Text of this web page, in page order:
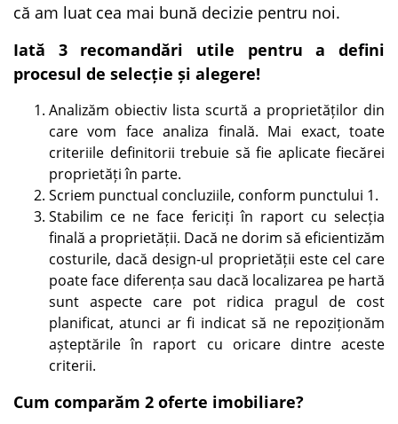
că am luat cea mai bună decizie pentru noi.
Iată 3 recomandări utile pentru a defini
procesul de selecție și alegere!
Analizăm obiectiv lista scurtă a proprietăților din
care vom face analiza finală. Mai exact, toate
criteriile definitorii trebuie să fie aplicate fiecărei
proprietăți în parte.
Scriem punctual concluziile, conform punctului 1.
Stabilim ce ne face fericiți în raport cu selecția
finală a proprietății. Dacă ne dorim să eficientizăm
costurile, dacă design-ul proprietății este cel care
poate face diferența sau dacă localizarea pe hartă
sunt aspecte care pot ridica pragul de cost
planificat, atunci ar fi indicat să ne repoziționăm
așteptările în raport cu oricare dintre aceste
criterii.
Cum comparăm 2 oferte imobiliare?